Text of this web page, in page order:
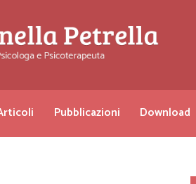
Pubblicazioni Download